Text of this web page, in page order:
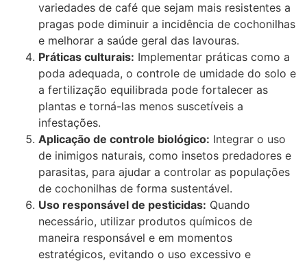
variedades de café que sejam mais resistentes a
pragas pode diminuir a incidência de cochonilhas
e melhorar a saúde geral das lavouras.
Práticas culturais: Implementar práticas como a
poda adequada, o controle de umidade do solo e
a fertilização equilibrada pode fortalecer as
plantas e torná-las menos suscetíveis a
infestações.
Aplicação de controle biológico: Integrar o uso
de inimigos naturais, como insetos predadores e
parasitas, para ajudar a controlar as populações
de cochonilhas de forma sustentável.
Uso responsável de pesticidas: Quando
necessário, utilizar produtos químicos de
maneira responsável e em momentos
estratégicos, evitando o uso excessivo e